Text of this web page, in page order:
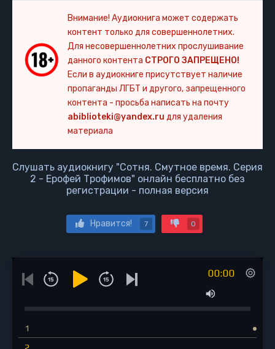
Внимание! Аудиокнига может содержать
контент только для совершеннолетних.
Для несовершеннолетних прослушивание
данного контента СТРОГО ЗАПРЕЩЕНО!
Если в аудиокниге присутствует наличие
пропаганды ЛГБТ и другого, запрещенного
контента - просьба написать на почту
abiblioteki@yandex.ru для удаления
материала
Слушать аудиокнигу "Сотня. Смутное время. Серия
2 - Ерофей Трофимов" онлайн бесплатно без
регистрации - полная версия
Нравится! 7 0
00:00
1
2